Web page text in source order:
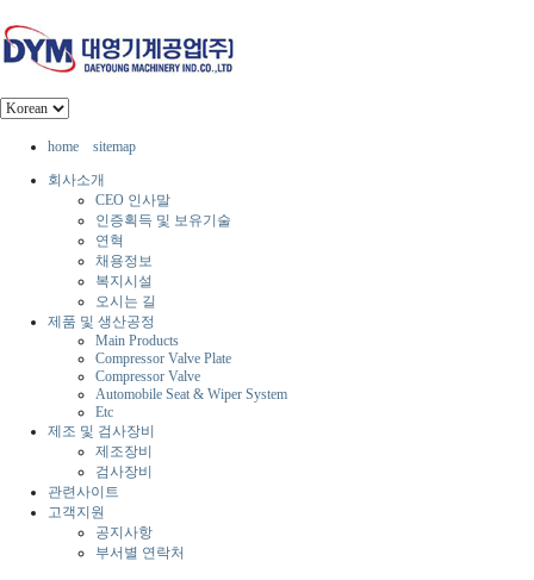
home
sitemap
회사소개
CEO 인사말
인증획득 및 보유기술
연혁
채용정보
복지시설
오시는 길
제품 및 생산공정
Main Products
Compressor Valve Plate
Compressor Valve
Automobile Seat & Wiper System
Etc
제조 및 검사장비
제조장비
검사장비
관련사이트
고객지원
공지사항
부서별 연락처